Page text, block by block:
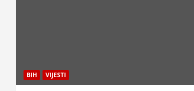
BIH VIJESTI